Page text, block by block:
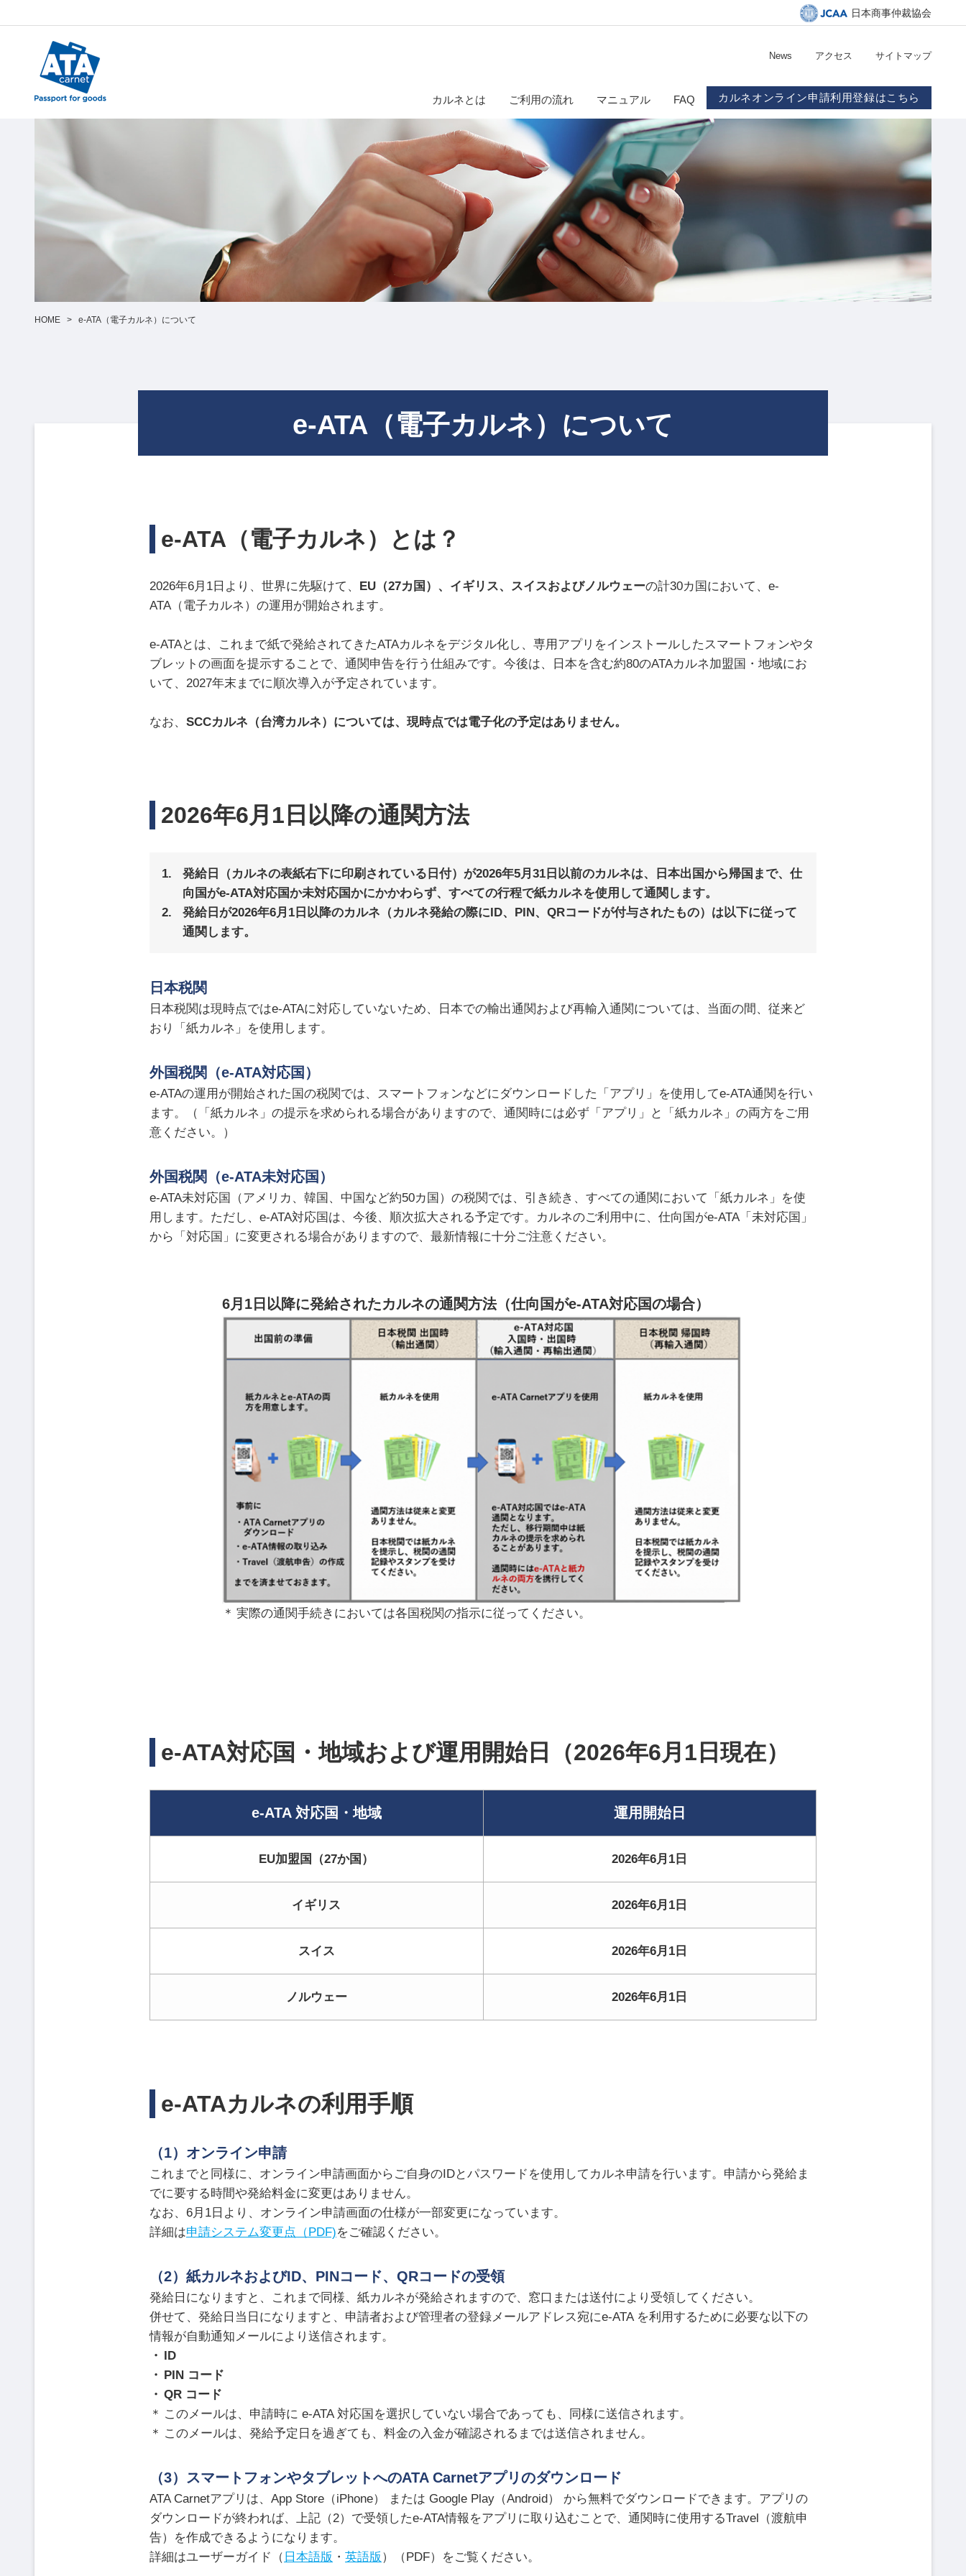
日本商事仲裁協会
News アクセス サイトマップ
カルネとは ご利用の流れ マニュアル FAQ カルネオンライン申請利用登録はこちら
HOME > e-ATA（電子カルネ）について
e-ATA（電子カルネ）について
e-ATA（電子カルネ）とは？
2026年6月1日より、世界に先駆けて、 EU（27カ国）、イギリス、スイスおよびノルウェーの計30カ国において、e-
ATA（電子カルネ）の運用が開始されます。
e-ATAとは、これまで紙で発給されてきたATAカルネをデジタル化し、専用アプリをインストールしたスマートフォンやタ
ブレットの画面を提示することで、通関申告を行う仕組みです。今後は、日本を含む約80のATAカルネ加盟国・地域にお
いて、2027年末までに順次導入が予定されています。
なお、 SCCカルネ（台湾カルネ）については、現時点では電子化の予定はありません。
2026年6月1日以降の通関方法
発給日（カルネの表紙右下に印刷されている日付）が2026年5月31日以前のカルネは、
日本出国から帰国まで、仕
向国がe-ATA対応国か未対応国かにかかわらず、すべての行程で紙カルネを使用して通関します。
発給日が2026年6月1日以降のカルネ（カルネ発給の際にID、PIN、QRコードが付与されたもの）は以下に従って
通関します。
日本税関
日本税関は現時点ではe-ATAに対応していないため、日本での輸出通関および再輸入通関については、当面の間、従来ど
おり「紙カルネ」を使用します。
外国税関（e-ATA対応国）
e-ATAの運用が開始された国の税関では、スマートフォンなどにダウンロードした「アプリ」を使用してe-ATA通関を行い
ます。（「紙カルネ」の提示を求められる場合がありますので、通関時には必ず「アプリ」と「紙カルネ」の両方をご用
意ください。）
外国税関（e-ATA未対応国）
e-ATA未対応国（アメリカ、韓国、中国など約50カ国）の税関では、引き続き、すべての通関において「紙カルネ」を使
用します。ただし、e-ATA対応国は、今後、順次拡大される予定です。カルネのご利用中に、仕向国がe-ATA「未対応国」
から「対応国」に変更される場合がありますので、最新情報に十分ご注意ください。
6月1日以降に発給されたカルネの通関方法（仕向国がe-ATA対応国の場合）
実際の通関手続きにおいては各国税関の指示に従ってください。
e-ATA対応国・地域および運用開始日（2026年6月1日現在）
e-ATA 対応国・地域 運用開始日
EU加盟国（27か国） 2026年6月1日
イギリス 2026年6月1日
スイス 2026年6月1日
ノルウェー 2026年6月1日
e-ATAカルネの利用手順
（1）オンライン申請
これまでと同様に、オンライン申請画面からご自身のIDとパスワードを使用してカルネ申請を行います。申請から発給ま
でに要する時間や発給料金に変更はありません。
なお、6月1日より、オンライン申請画面の仕様が一部変更になっています。
詳細は申請システム変更点（PDF)をご確認ください。
（2）紙カルネおよびID、PINコード、QRコードの受領
発給日になりますと、これまで同様、紙カルネが発給されますので、窓口または送付により受領してください。
併せて、発給日当日になりますと、申請者および管理者の登録メールアドレス宛にe-ATA を利用するために必要な以下の
情報が自動通知メールにより送信されます。
ID
PIN コード
QR コード
このメールは、申請時に e-ATA 対応国を選択していない場合であっても、同様に送信されます。
このメールは、発給予定日を過ぎても、料金の入金が確認されるまでは送信されません。
（3）スマートフォンやタブレットへのATA Carnetアプリのダウンロード
ATA Carnetアプリは、App Store（iPhone） または Google Play（Android） から無料でダウンロードできます。アプリの
ダウンロードが終われば、上記（2）で受領したe-ATA情報をアプリに取り込むことで、通関時に使用するTravel（渡航申
告）を作成できるようになります。
詳細はユーザーガイド（ 日本語版 ・ 英語版 ）（PDF）をご覧ください。